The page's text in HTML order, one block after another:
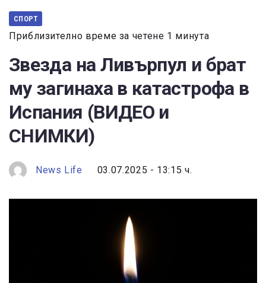
СПОРТ
Приблизително време за четене 1 минута
Звезда на Ливърпул и брат
му загинаха в катастрофа в
Испания (ВИДЕО и
СНИМКИ)
News Life 03.07.2025 - 13:15 ч.